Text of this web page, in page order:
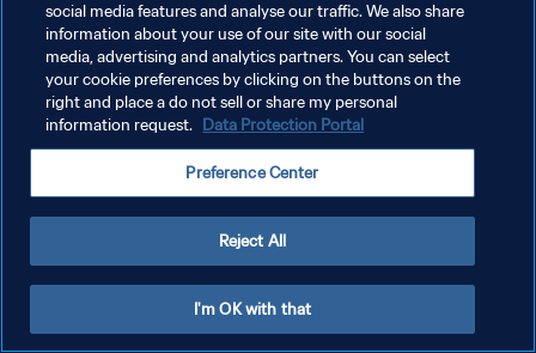
سياسة الخصوصية
شروط الخدمة
إدارة تفضيلات ملفات تعريف الارتباط
social media features and analyse our traffic. We also share
information about your use of our site with our social
media, advertising and analytics partners. You can select
your cookie preferences by clicking on the buttons on the
right and place a do not sell or share my personal
information request. Data Protection Portal
Preference Center
Reject All
I'm OK with that